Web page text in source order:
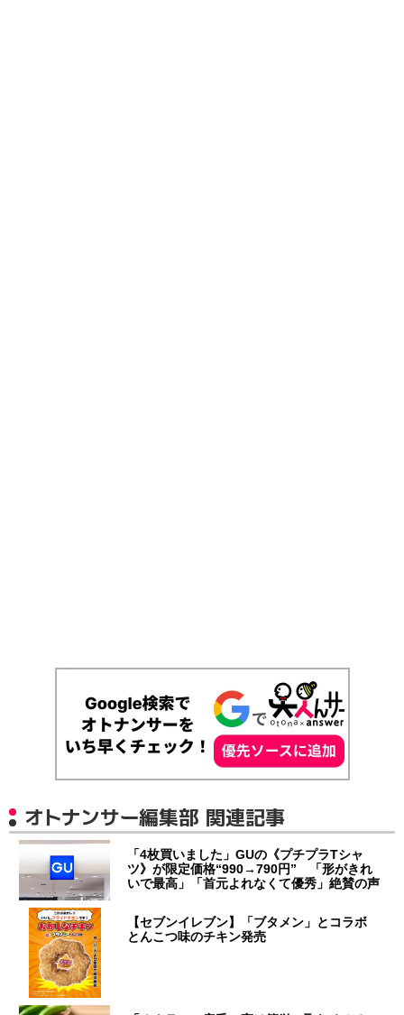
オトナンサー編集部 関連記事
「4枚買いました」GUの《プチプラTシャ
ツ》が限定価格“990→790円” 「形がきれ
いで最高」「首元よれなくて優秀」絶賛の声
【セブンイレブン】「ブタメン」とコラボ
とんこつ味のチキン発売